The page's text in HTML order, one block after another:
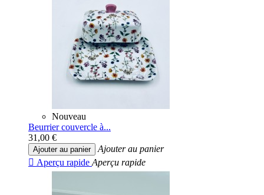
Nouveau
Beurrier couvercle à...
31,00 €
Ajouter au panier
Ajouter au panier
 Aperçu rapide Aperçu rapide